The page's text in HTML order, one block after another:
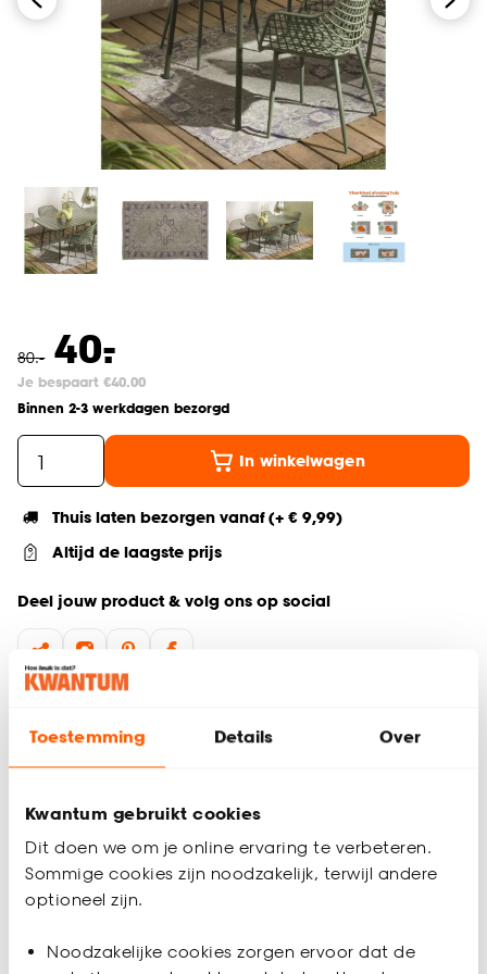
Toestemming Details Over
Kwantum gebruikt cookies
Dit doen we om je online ervaring te verbeteren.
Sommige cookies zijn noodzakelijk, terwijl andere
optioneel zijn.
Noodzakelijke cookies zorgen ervoor dat de
80.- 40.
-
Je bespaart €40.00
Binnen 2-3 werkdagen bezorgd
In winkelwagen
Thuis laten bezorgen vanaf (+ € 9,99)
Altijd de laagste prijs
Deel jouw product & volg ons op social
Buitenkleed Truro geeft veel sfeer en charme aan je tuin,
balkon of terras. Doordat buitenkleed Truro gemaakt is van
maken, ideaal dus voor buiten. Truro heeft een afmeting van
160x230 cm waardoor hij groot genoeg is om een gezellige
loungehoek te creëren.
Belangrijkste kenmerken:
Rechthoekig, naturel buitenkleed
160x230 cm
Productspecificaties